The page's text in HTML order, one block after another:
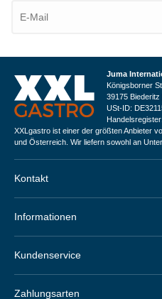
Juma
Königsborner
39175
USt-ID:
XXLgastro ist einer der größten Anbieter
und Österreich. Wir liefern sowohl an
Kontakt
Informationen
Kundenservice
Zahlungsarten